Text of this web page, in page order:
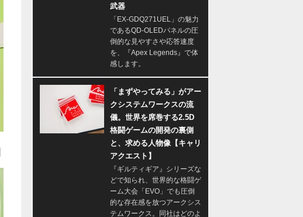
武器
「EX-GDQ271UEL」の魅力
であるQD-OLEDパネルの圧
倒的な見やすさや応答速度
を、『Apex Legends』で体
感します。
「まずやってみる」がアー
クシステムワークスの流
儀。世界を席巻する2.5D
格闘ゲームの開発の裏側
と、求める人物像【キャリ
アクエスト】
『ギルティギア』シリーズな
どで知られ、世界的な格闘ゲ
ーム大会「EVO」でも圧倒
的な存在感を放つアークシス
テムワークス。同社はどのよ